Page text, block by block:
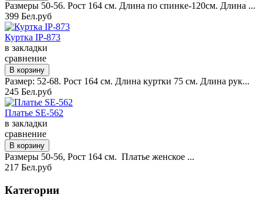
Размеры 50-56. Рост 164 см. Длина по спинке-120см. Длина ...
399 Бел.руб
Куртка IP-873
в закладки
сравнение
Размер: 52-68. Рост 164 см. Длина куртки 75 см. Длина рук...
245 Бел.руб
Платье SE-562
в закладки
сравнение
Размеры 50-56, Рост 164 см. Платье женское ...
217 Бел.руб
Категории